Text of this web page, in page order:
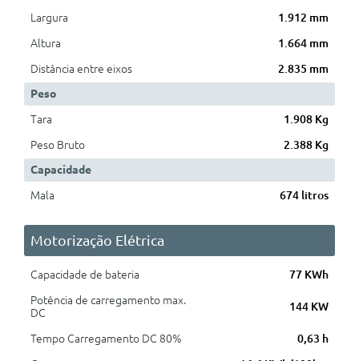
Largura
1.912 mm
Altura
1.664 mm
Distância entre eixos
2.835 mm
Peso
Tara
1.908 Kg
Peso Bruto
2.388 Kg
Capacidade
Mala
674 litros
Motorização Elétrica
Capacidade de bateria
77 KWh
Potência de carregamento max.
DC
144 KW
Tempo Carregamento DC 80%
0,63 h